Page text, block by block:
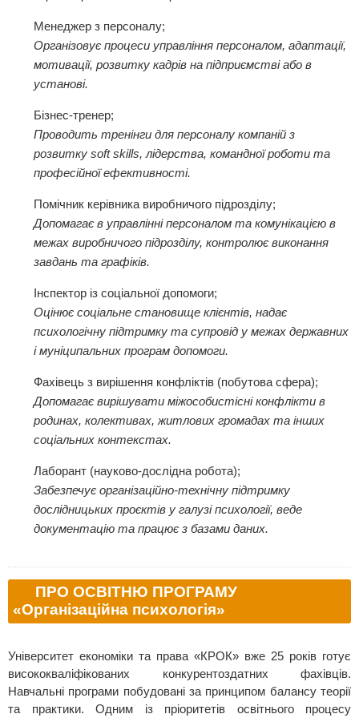
Менеджер з персоналу;
Організовує процеси управління персоналом, адаптації,
мотивації, розвитку кадрів на підприємстві або в
установі.
Бізнес-тренер;
Проводить тренінги для персоналу компаній з
розвитку soft skills, лідерства, командної роботи та
професійної ефективності.
Помічник керівника виробничого підрозділу;
Допомагає в управлінні персоналом та комунікацією в
межах виробничого підрозділу, контролює виконання
завдань та графіків.
Інспектор із соціальної допомоги;
Оцінює соціальне становище клієнтів, надає
психологічну підтримку та супровід у межах державних
і муніципальних програм допомоги.
Фахівець з вирішення конфліктів (побутова сфера);
Допомагає вирішувати міжособистісні конфлікти в
родинах, колективах, житлових громадах та інших
соціальних контекстах.
Лаборант (науково-дослідна робота);
Забезпечує організаційно-технічну підтримку
дослідницьких проєктів у галузі психології, веде
документацію та працює з базами даних.
ПРО ОСВІТНЮ ПРОГРАМУ
«Організаційна психологія»
Університет економіки та права «КРОК» вже 25 років готує
висококваліфікованих конкурентоздатних фахівців.
Навчальні програми побудовані за принципом балансу теорії
та практики. Одним із пріоритетів освітнього процесу